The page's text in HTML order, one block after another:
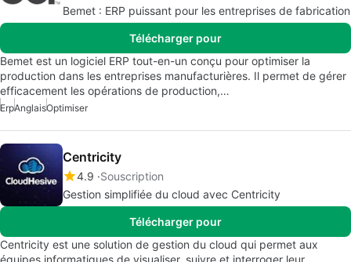
Bemet : ERP puissant pour les entreprises de fabrication
Télécharger pour
Bemet est un logiciel ERP tout-en-un conçu pour optimiser la
production dans les entreprises manufacturières. Il permet de gérer
efficacement les opérations de production,…
ErpAnglaisOptimiser
Centricity
4.9 Souscription
Gestion simplifiée du cloud avec Centricity
Télécharger pour
Centricity est une solution de gestion du cloud qui permet aux
équipes informatiques de visualiser, suivre et interroger leur